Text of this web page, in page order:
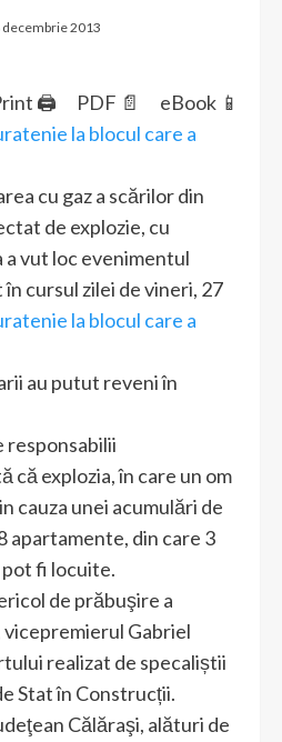
decembrie 2013
🖨 PDF 📄 eBook 📱
cu gaz a scărilor din
de explozie, cu
a vut loc evenimentul
cursul zilei de vineri, 27
au putut reveni în
responsabilii
că explozia, în care un om
cauza unei acumulări de
apartamente, din care 3
fi locuite.
de prăbuşire a
vicepremierul Gabriel
realizat de specaliștii
Stat în Construcții.
Călăraşi, alături de